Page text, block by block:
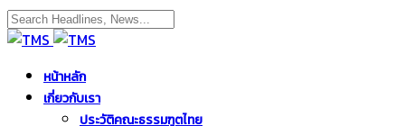
หน้าหลัก
เกี่ยวกับเรา
ประวัติคณะธรรมฑูตไทย